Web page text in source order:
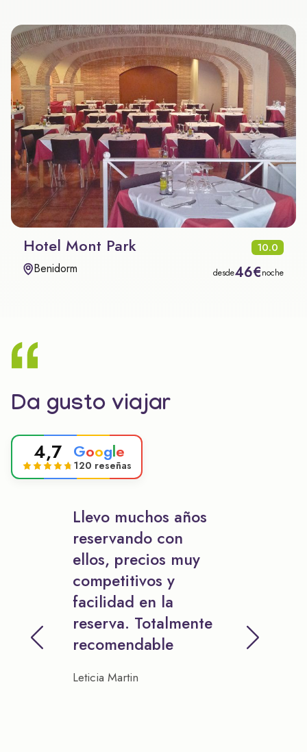
Hotel Mont Park 10.0
Benidorm desde46€noche
Da gusto viajar
4,7 Google
120 reseñas
Llevo muchos años
reservando con
ellos, precios muy
competitivos y
facilidad en la
reserva. Totalmente
recomendable
Leticia Martin